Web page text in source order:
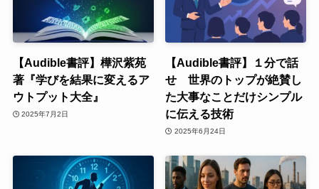
【Audible書評】樺沢紫苑
著『学びを結果に変えるア
ウトプット大全』
2025年7月2日
【Audible書評】１分で話
せ 世界のトップが絶賛し
た大事なことだけシンプル
に伝える技術
2025年6月24日